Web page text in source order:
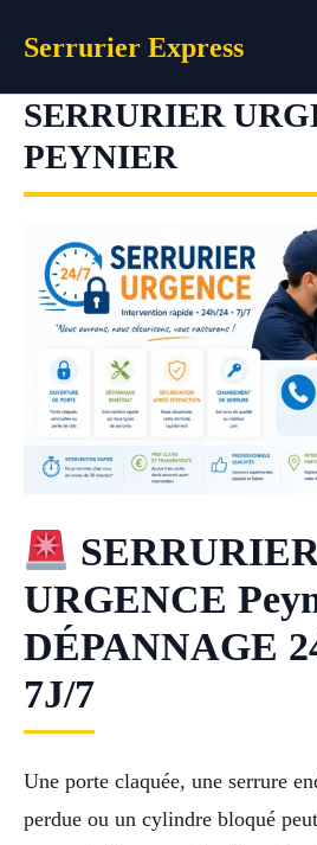
Serrurier Express
SERRURIER
PEYNIER
URGENCE
DÉPANNAGE
7J/7
Une porte claquée, une serrure
perdue ou un cylindre bloqué